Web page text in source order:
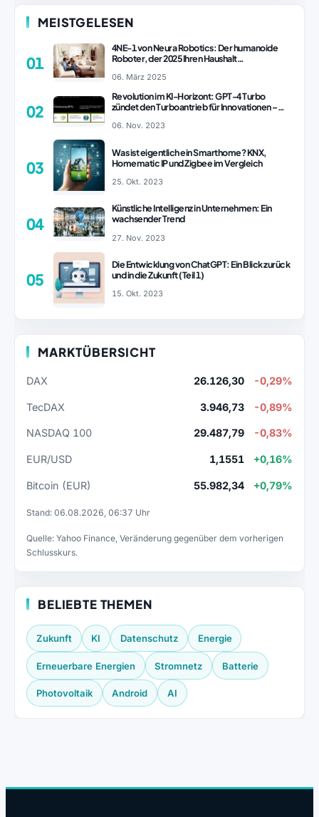
MEISTGELESEN
01
4NE-1 von Neura Robotics: Der humanoide
Roboter, der 2025 Ihren Haushalt
06. März 2025
02
Revolution im KI-Horizont: GPT-4 Turbo
zündet den Turboantrieb für Innovationen –
06. Nov. 2023
03
Was ist eigentlich ein Smarthome? KNX,
Homematic IP und Zigbee im Vergleich
25. Okt. 2023
04
Künstliche Intelligenz in Unternehmen: Ein
wachsender Trend
27. Nov. 2023
05
Die Entwicklung von ChatGPT: Ein Blick zurück
und in die Zukunft (Teil 1)
15. Okt. 2023
MARKTÜBERSICHT
DAX 26.126,30 -0,29%
TecDAX 3.946,73 -0,89%
NASDAQ 100 29.487,79 -0,83%
EUR/USD 1,1551 +0,16%
Bitcoin (EUR) 55.982,34 +0,79%
Stand: 06.08.2026, 06:37 Uhr
Quelle: Yahoo Finance, Veränderung gegenüber dem vorherigen
Schlusskurs.
BELIEBTE THEMEN
Zukunft KI Datenschutz Energie
Erneuerbare Energien Stromnetz Batterie
Photovoltaik Android AI